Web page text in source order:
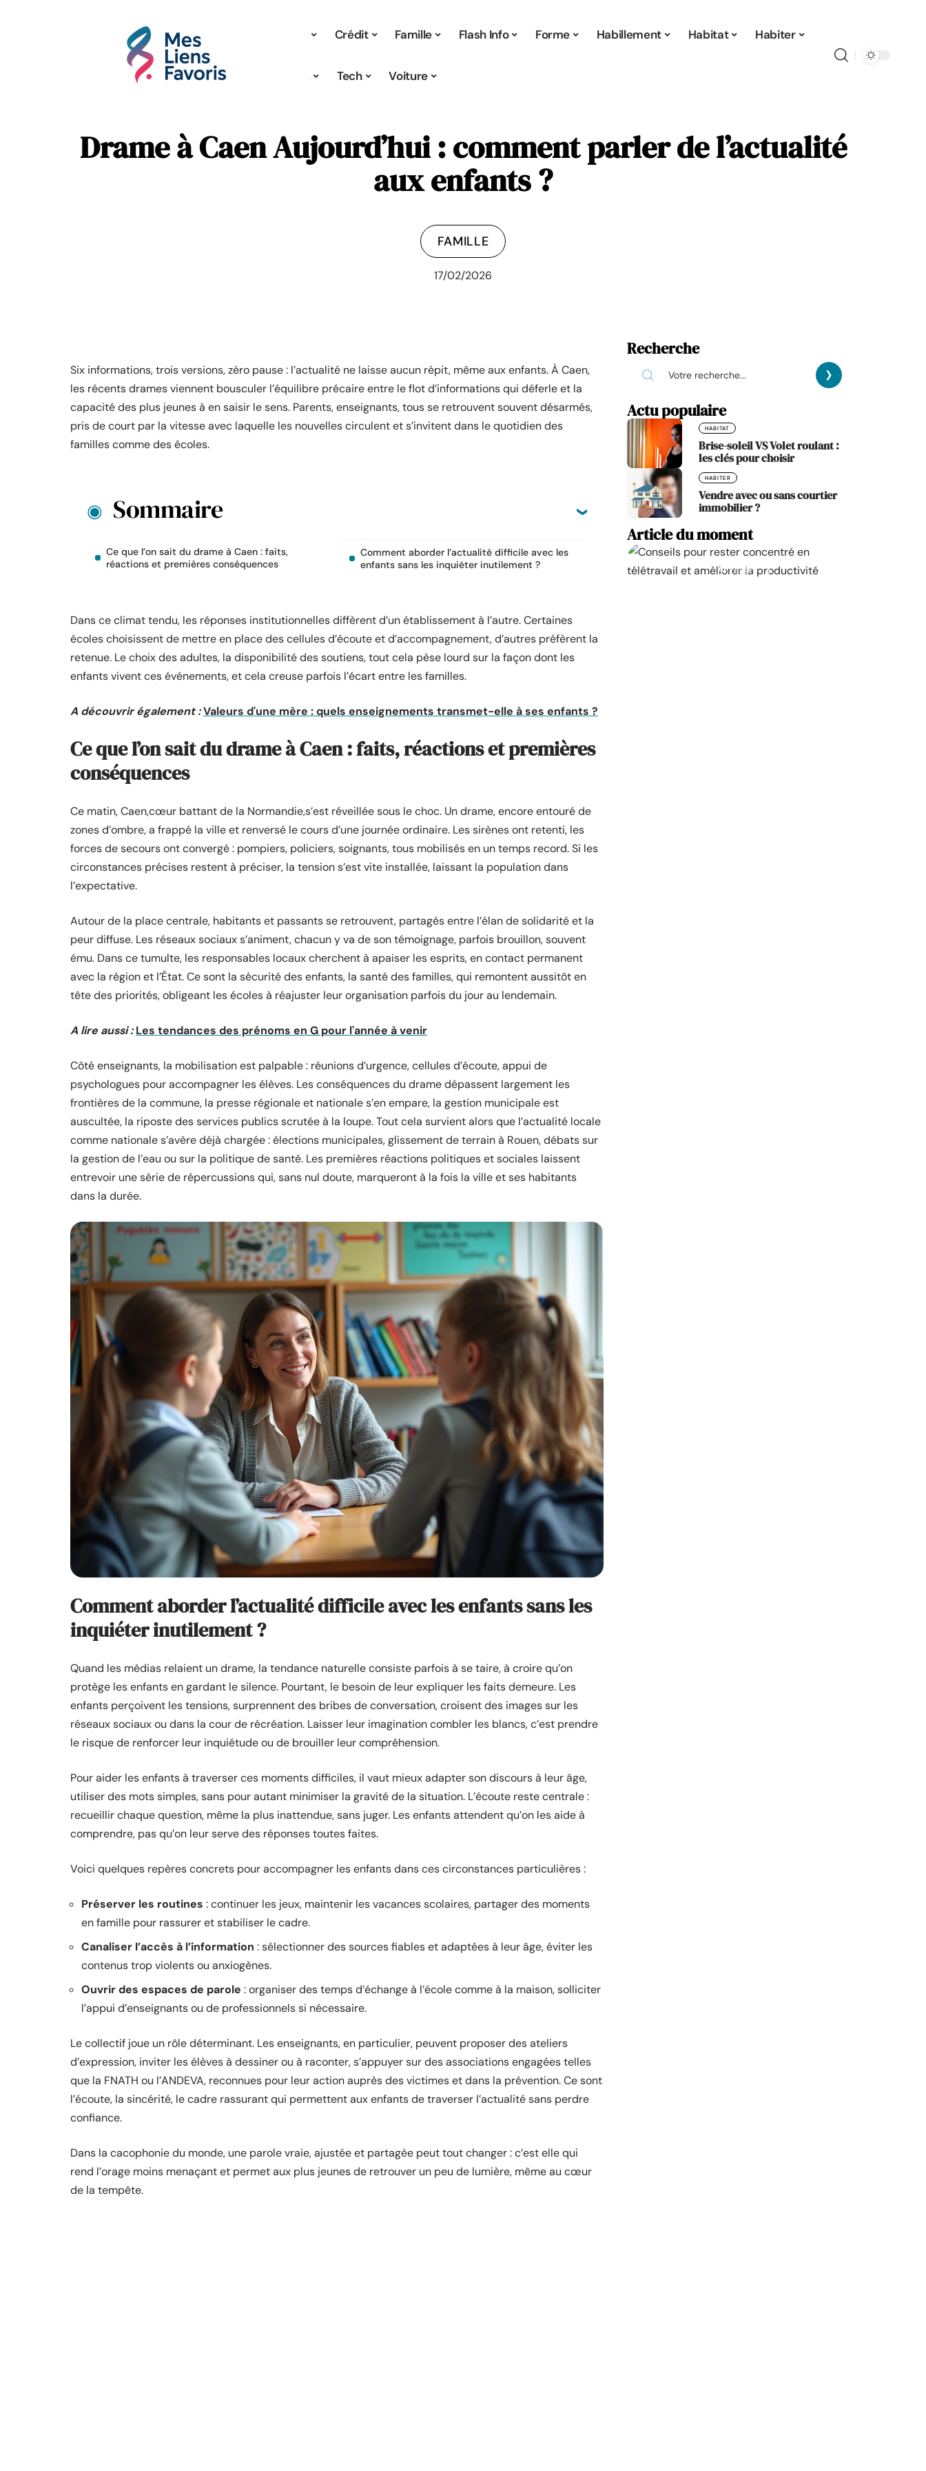
Crédit Famille Flash Info Forme Habillement Habitat Habiter
Hobbies Tech Voiture
Drame à Caen Aujourd’hui : comment parler de l’actualité
aux enfants ?
FAMILLE
17/02/2026
Six informations, trois versions, zéro pause : l’actualité ne laisse aucun répit, même aux enfants. À Caen,
les récents drames viennent bousculer l’équilibre précaire entre le flot d’informations qui déferle et la
capacité des plus jeunes à en saisir le sens. Parents, enseignants, tous se retrouvent souvent désarmés,
pris de court par la vitesse avec laquelle les nouvelles circulent et s’invitent dans le quotidien des
familles comme des écoles.
Sommaire
Ce que l’on sait du drame à Caen : faits,
réactions et premières conséquences
Comment aborder l’actualité difficile avec les
enfants sans les inquiéter inutilement ?
Dans ce climat tendu, les réponses institutionnelles diffèrent d’un établissement à l’autre. Certaines
écoles choisissent de mettre en place des cellules d’écoute et d’accompagnement, d’autres préfèrent la
retenue. Le choix des adultes, la disponibilité des soutiens, tout cela pèse lourd sur la façon dont les
enfants vivent ces événements, et cela creuse parfois l’écart entre les familles.
A découvrir également :Valeurs d'une mère : quels enseignements transmet-elle à ses enfants ?
Ce que l’on sait du drame à Caen : faits, réactions et premières
conséquences
Ce matin, Caen,cœur battant de la Normandie,s’est réveillée sous le choc. Un drame, encore entouré de
zones d’ombre, a frappé la ville et renversé le cours d’une journée ordinaire. Les sirènes ont retenti, les
forces de secours ont convergé : pompiers, policiers, soignants, tous mobilisés en un temps record. Si les
circonstances précises restent à préciser, la tension s’est vite installée, laissant la population dans
l’expectative.
Autour de la place centrale, habitants et passants se retrouvent, partagés entre l’élan de solidarité et la
peur diffuse. Les réseaux sociaux s’animent, chacun y va de son témoignage, parfois brouillon, souvent
ému. Dans ce tumulte, les responsables locaux cherchent à apaiser les esprits, en contact permanent
avec la région et l’État. Ce sont la sécurité des enfants, la santé des familles, qui remontent aussitôt en
tête des priorités, obligeant les écoles à réajuster leur organisation parfois du jour au lendemain.
A lire aussi : Les tendances des prénoms en G pour l'année à venir
Côté enseignants, la mobilisation est palpable : réunions d’urgence, cellules d’écoute, appui de
psychologues pour accompagner les élèves. Les conséquences du drame dépassent largement les
frontières de la commune, la presse régionale et nationale s’en empare, la gestion municipale est
auscultée, la riposte des services publics scrutée à la loupe. Tout cela survient alors que l’actualité locale
comme nationale s’avère déjà chargée : élections municipales, glissement de terrain à Rouen, débats sur
la gestion de l’eau ou sur la politique de santé. Les premières réactions politiques et sociales laissent
entrevoir une série de répercussions qui, sans nul doute, marqueront à la fois la ville et ses habitants
dans la durée.
Comment aborder l’actualité difficile avec les enfants sans les
inquiéter inutilement ?
Quand les médias relaient un drame, la tendance naturelle consiste parfois à se taire, à croire qu’on
protège les enfants en gardant le silence. Pourtant, le besoin de leur expliquer les faits demeure. Les
enfants perçoivent les tensions, surprennent des bribes de conversation, croisent des images sur les
réseaux sociaux ou dans la cour de récréation. Laisser leur imagination combler les blancs, c’est prendre
le risque de renforcer leur inquiétude ou de brouiller leur compréhension.
Pour aider les enfants à traverser ces moments difficiles, il vaut mieux adapter son discours à leur âge,
utiliser des mots simples, sans pour autant minimiser la gravité de la situation. L’écoute reste centrale :
recueillir chaque question, même la plus inattendue, sans juger. Les enfants attendent qu’on les aide à
comprendre, pas qu’on leur serve des réponses toutes faites.
Voici quelques repères concrets pour accompagner les enfants dans ces circonstances particulières :
Préserver les routines : continuer les jeux, maintenir les vacances scolaires, partager des moments
en famille pour rassurer et stabiliser le cadre.
Canaliser l’accès à l’information : sélectionner des sources fiables et adaptées à leur âge, éviter les
contenus trop violents ou anxiogènes.
Ouvrir des espaces de parole : organiser des temps d’échange à l’école comme à la maison, solliciter
l’appui d’enseignants ou de professionnels si nécessaire.
Le collectif joue un rôle déterminant. Les enseignants, en particulier, peuvent proposer des ateliers
d’expression, inviter les élèves à dessiner ou à raconter, s’appuyer sur des associations engagées telles
que la FNATH ou l’ANDEVA, reconnues pour leur action auprès des victimes et dans la prévention. Ce sont
l’écoute, la sincérité, le cadre rassurant qui permettent aux enfants de traverser l’actualité sans perdre
confiance.
Dans la cacophonie du monde, une parole vraie, ajustée et partagée peut tout changer : c’est elle qui
rend l’orage moins menaçant et permet aux plus jeunes de retrouver un peu de lumière, même au cœur
de la tempête.
Recherche
Actu populaire
HABITAT
Brise-soleil VS Volet roulant :
les clés pour choisir
HABITER
Vendre avec ou sans courtier
immobilier ?
Article du moment
AFFAIRES